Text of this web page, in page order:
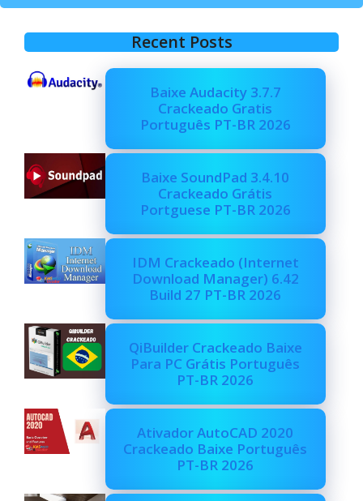
Recent Posts
Baixe Audacity 3.7.7
Crackeado Gratis
Português PT-BR 2026
Baixe SoundPad 3.4.10
Crackeado Grátis
Portguese PT-BR 2026
IDM Crackeado (Internet
Download Manager) 6.42
Build 27 PT-BR 2026
QiBuilder Crackeado Baixe
Para PC Grátis Português
PT-BR 2026
Ativador AutoCAD 2020
Crackeado Baixe Português
PT-BR 2026